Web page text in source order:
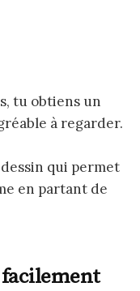
tu obtiens un
à regarder.
qui permet
en partant de